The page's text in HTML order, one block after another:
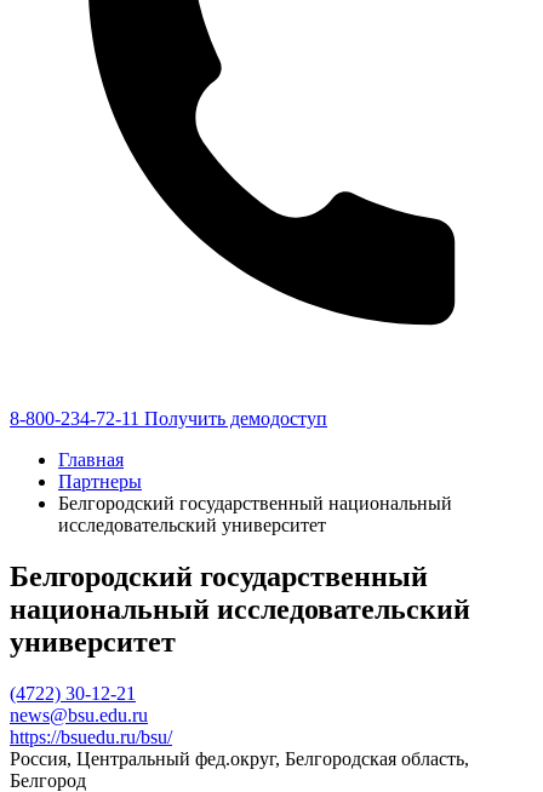
8-800-234-72-11 Получить демодоступ
Главная
Партнеры
Белгородский государственный национальный
исследовательский университет
Белгородский государственный
национальный исследовательский
университет
(4722) 30-12-21
news@bsu.edu.ru
https://bsuedu.ru/bsu/
Россия, Центральный фед.округ, Белгородская область,
Белгород